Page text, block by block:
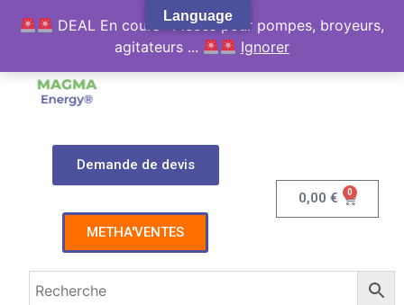
Demande de devis
METHA'VENTES
0,00€ 0
Language
DEAL En cours : Pièces pour pompes, broyeurs,
agitateurs ...
Ignorer